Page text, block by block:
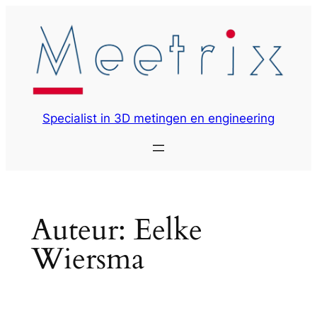
inhoud
Specialist in 3D metingen en engineering
Auteur: Eelke
Wiersma